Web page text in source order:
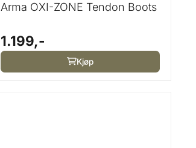
Arma OXI-ZONE Tendon Boots
1.199,-
Kjøp